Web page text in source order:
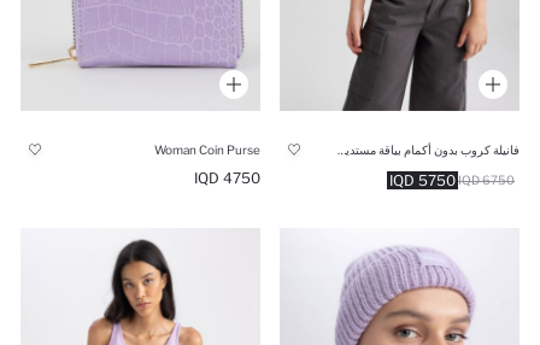
5750 IQD 6750 IQD
Woman Coin Purse
4750 IQD